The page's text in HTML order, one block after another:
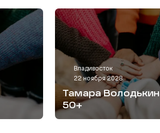
Владивосток
22 ноября 2028
Тамара
50+